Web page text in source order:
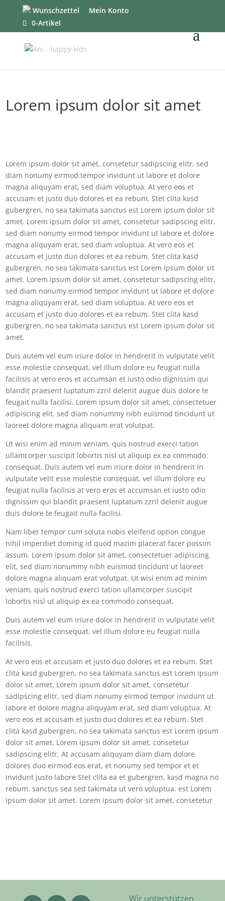
Wunschzettel
Mein Konto
0-Artikel
Lorem ipsum dolor sit amet
Lorem ipsum dolor sit amet, consetetur sadipscing elitr, sed
diam nonumy eirmod tempor invidunt ut labore et dolore
magna aliquyam erat, sed diam voluptua. At vero eos et
accusam et justo duo dolores et ea rebum. Stet clita kasd
gubergren, no sea takimata sanctus est Lorem ipsum dolor sit
amet. Lorem ipsum dolor sit amet, consetetur sadipscing elitr,
sed diam nonumy eirmod tempor invidunt ut labore et dolore
magna aliquyam erat, sed diam voluptua. At vero eos et
accusam et justo duo dolores et ea rebum. Stet clita kasd
gubergren, no sea takimata sanctus est Lorem ipsum dolor sit
amet. Lorem ipsum dolor sit amet, consetetur sadipscing elitr,
sed diam nonumy eirmod tempor invidunt ut labore et dolore
magna aliquyam erat, sed diam voluptua. At vero eos et
accusam et justo duo dolores et ea rebum. Stet clita kasd
gubergren, no sea takimata sanctus est Lorem ipsum dolor sit
amet.
Duis autem vel eum iriure dolor in hendrerit in vulputate velit
esse molestie consequat, vel illum dolore eu feugiat nulla
facilisis at vero eros et accumsan et iusto odio dignissim qui
blandit praesent luptatum zzril delenit augue duis dolore te
feugait nulla facilisi. Lorem ipsum dolor sit amet, consectetuer
adipiscing elit, sed diam nonummy nibh euismod tincidunt ut
laoreet dolore magna aliquam erat volutpat.
Ut wisi enim ad minim veniam, quis nostrud exerci tation
ullamcorper suscipit lobortis nisl ut aliquip ex ea commodo
consequat. Duis autem vel eum iriure dolor in hendrerit in
vulputate velit esse molestie consequat, vel illum dolore eu
feugiat nulla facilisis at vero eros et accumsan et iusto odio
dignissim qui blandit praesent luptatum zzril delenit augue
duis dolore te feugait nulla facilisi.
Nam liber tempor cum soluta nobis eleifend option congue
nihil imperdiet doming id quod mazim placerat facer possim
assum. Lorem ipsum dolor sit amet, consectetuer adipiscing
elit, sed diam nonummy nibh euismod tincidunt ut laoreet
dolore magna aliquam erat volutpat. Ut wisi enim ad minim
veniam, quis nostrud exerci tation ullamcorper suscipit
lobortis nisl ut aliquip ex ea commodo consequat.
Duis autem vel eum iriure dolor in hendrerit in vulputate velit
esse molestie consequat, vel illum dolore eu feugiat nulla
facilisis.
At vero eos et accusam et justo duo dolores et ea rebum. Stet
clita kasd gubergren, no sea takimata sanctus est Lorem ipsum
dolor sit amet. Lorem ipsum dolor sit amet, consetetur
sadipscing elitr, sed diam nonumy eirmod tempor invidunt ut
labore et dolore magna aliquyam erat, sed diam voluptua. At
vero eos et accusam et justo duo dolores et ea rebum. Stet
clita kasd gubergren, no sea takimata sanctus est Lorem ipsum
dolor sit amet. Lorem ipsum dolor sit amet, consetetur
sadipscing elitr, At accusam aliquyam diam diam dolore
dolores duo eirmod eos erat, et nonumy sed tempor et et
invidunt justo labore Stet clita ea et gubergren, kasd magna no
rebum. sanctus sea sed takimata ut vero voluptua. est Lorem
ipsum dolor sit amet. Lorem ipsum dolor sit amet, consetetur
Wir unterstützen